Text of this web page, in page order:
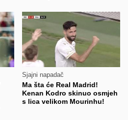
Sjajni napadač
Ma šta će Real Madrid!
Kenan Kodro skinuo osmjeh
s lica velikom Mourinhu!